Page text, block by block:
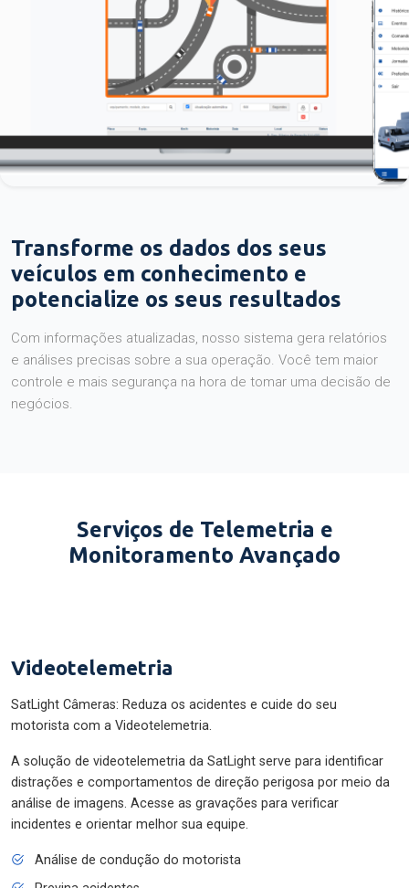
Transforme os dados dos seus
veículos em conhecimento e
potencialize os seus resultados
Com informações atualizadas, nosso sistema gera relatórios
e análises precisas sobre a sua operação. Você tem maior
controle e mais segurança na hora de tomar uma decisão de
negócios.
Serviços de Telemetria e
Monitoramento Avançado
Videotelemetria
SatLight Câmeras: Reduza os acidentes e cuide do seu
motorista com a Videotelemetria.
A solução de videotelemetria da SatLight serve para identificar
distrações e comportamentos de direção perigosa por meio da
análise de imagens. Acesse as gravações para verificar
incidentes e orientar melhor sua equipe.
Análise de condução do motorista